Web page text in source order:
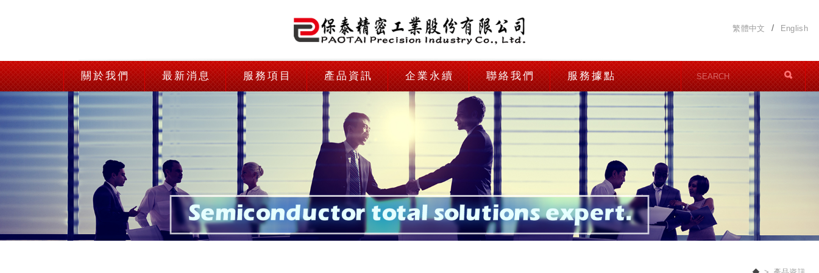
繁體中文 English
關於我們 最新消息 服務項目 產品資訊 企業永續 聯絡我們 服務據點